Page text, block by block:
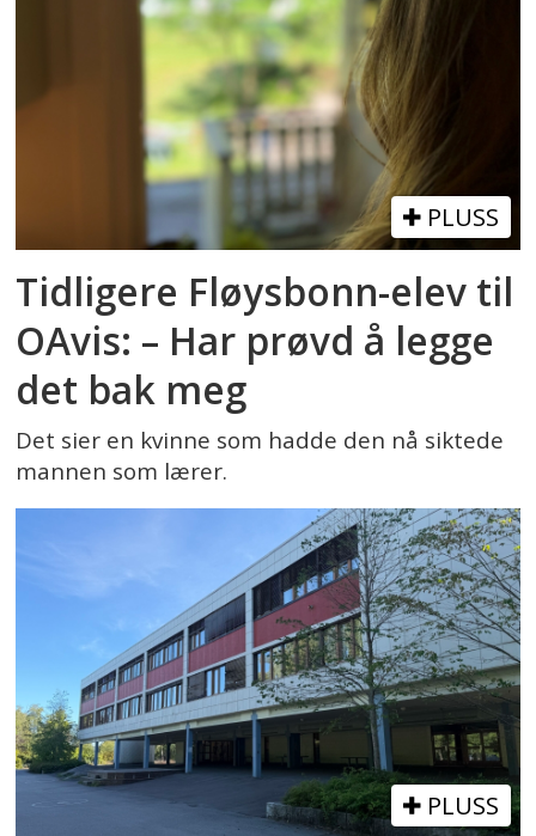
PLUSS
Tidligere Fløysbonn-elev til
OAvis: – Har prøvd å legge
det bak meg
Det sier en kvinne som hadde den nå siktede
mannen som lærer.
PLUSS